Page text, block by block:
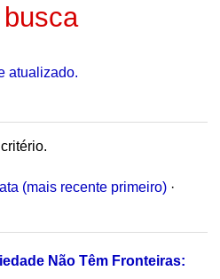
atualizado.
(mais recente primeiro) ·
Não Têm Fronteiras: